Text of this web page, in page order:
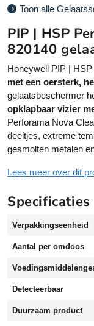
e
y
w
e
l
l
P
I
P
|
H
P
e
N
r
n
a
ti
v
e
:
Toon alle
PIP | HSP
820140
Honeywell PIP |
met een oersterk,
gelaatsbeschermer
opklapbaar vizier
Perforama Nova
deeltjes, extreme
gesmolten metalen
Lees meer over dit
Specificaties
Verpakkingseenheid
Aantal per omdoos
Detecteerbaar
Duurzaam product